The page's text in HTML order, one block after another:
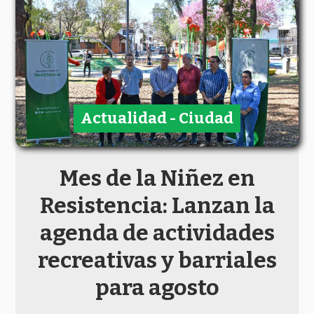
Mes de la Niñez en
Resistencia: Lanzan la
agenda de actividades
recreativas y barriales
para agosto
Actualidad - Ciudad